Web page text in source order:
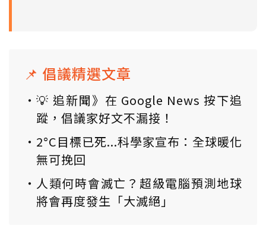
📌 倡議精選文章
💡 追新聞》在 Google News 按下追
蹤，倡議家好文不漏接！
2°C目標已死...科學家宣布：全球暖化
無可挽回
人類何時會滅亡？超級電腦預測地球
將會再度發生「大滅絕」